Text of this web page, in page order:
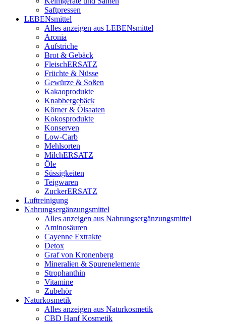
Saftpressen
LEBENsmittel
Alles anzeigen aus LEBENsmittel
Aronia
Aufstriche
Brot & Gebäck
FleischERSATZ
Früchte & Nüsse
Gewürze & Soßen
Kakaoprodukte
Knabbergebäck
Körner & Ölsaaten
Kokosprodukte
Konserven
Low-Carb
Mehlsorten
MilchERSATZ
Öle
Süssigkeiten
Teigwaren
ZuckerERSATZ
Luftreinigung
Nahrungsergänzungsmittel
Alles anzeigen aus Nahrungsergänzungsmittel
Aminosäuren
Cayenne Extrakte
Detox
Graf von Kronenberg
Mineralien & Spurenelemente
Strophanthin
Vitamine
Zubehör
Naturkosmetik
Alles anzeigen aus Naturkosmetik
CBD Hanf Kosmetik